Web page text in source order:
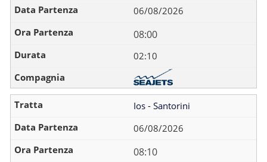
06/08/2026
08:00
02:10
Ios - Santorini
06/08/2026
08:10